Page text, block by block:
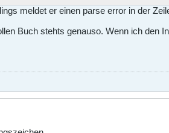
meldet er einen parse error in der
Buch stehts genauso. Wenn ich den